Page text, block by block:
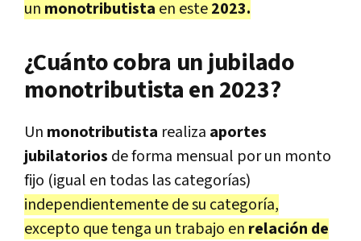
un monotributista en este2023.
¿Cuánto cobra un jubilado
monotributista en 2023?
Un monotributista realiza aportes
jubilatorios de forma mensual por un monto
fijo (igual en todas las categorías)
independientemente de su categoría,
excepto que tenga un trabajo en relación de